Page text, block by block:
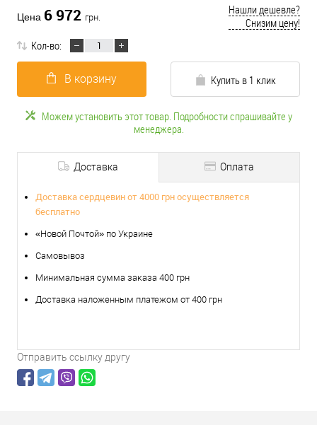
Цена 6 972 грн.
Нашли дешевле?
Снизим цену!
Кол-во:
В корзину Купить в 1 клик
Можем установить этот товар. Подробности спрашивайте у
менеджера.
Доставка Оплата
Доставка сердцевин от 4000 грн осуществляется
бесплатно
«Новой Почтой» по Украине
Самовывоз
Минимальная сумма заказа 400 грн
Доставка наложенным платежом от 400 грн
Отправить ссылку другу